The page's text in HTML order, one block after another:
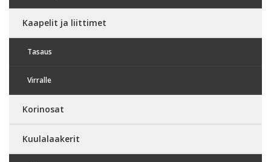
Kaapelit ja liittimet
Tasaus
Virralle
Korinosat
Kuulalaakerit